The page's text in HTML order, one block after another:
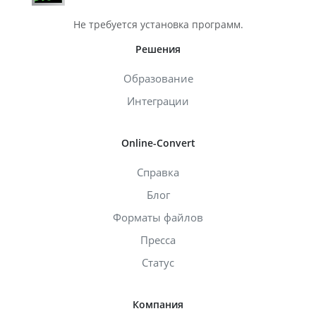
Не требуется установка программ.
Решения
Образование
Интеграции
Online-Convert
Справка
Блог
Форматы файлов
Пресса
Статус
Компания